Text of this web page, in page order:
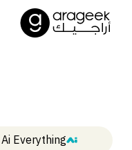
Ai Everything